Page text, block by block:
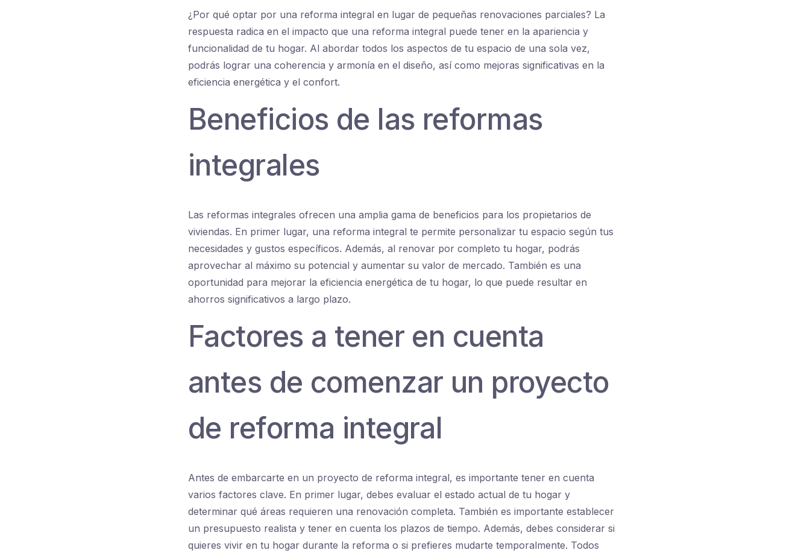
¿Por qué optar por una reforma integral en lugar de pequeñas renovaciones parciales? La
respuesta radica en el impacto que una reforma integral puede tener en la apariencia y
funcionalidad de tu hogar. Al abordar todos los aspectos de tu espacio de una sola vez,
podrás lograr una coherencia y armonía en el diseño, así como mejoras significativas en la
eficiencia energética y el confort.
Beneficios de las reformas
integrales
Las reformas integrales ofrecen una amplia gama de beneficios para los propietarios de
viviendas. En primer lugar, una reforma integral te permite personalizar tu espacio según tus
necesidades y gustos específicos. Además, al renovar por completo tu hogar, podrás
aprovechar al máximo su potencial y aumentar su valor de mercado. También es una
oportunidad para mejorar la eficiencia energética de tu hogar, lo que puede resultar en
ahorros significativos a largo plazo.
Factores a tener en cuenta
antes de comenzar un proyecto
de reforma integral
Antes de embarcarte en un proyecto de reforma integral, es importante tener en cuenta
varios factores clave. En primer lugar, debes evaluar el estado actual de tu hogar y
determinar qué áreas requieren una renovación completa. También es importante establecer
un presupuesto realista y tener en cuenta los plazos de tiempo. Además, debes considerar si
quieres vivir en tu hogar durante la reforma o si prefieres mudarte temporalmente. Todos